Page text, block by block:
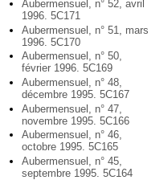
Aubermensuel, n° 52, avril
1996. 5C171
Aubermensuel, n° 51, mars
1996. 5C170
Aubermensuel, n° 50,
février 1996. 5C169
Aubermensuel, n° 48,
décembre 1995. 5C167
Aubermensuel, n° 47,
novembre 1995. 5C166
Aubermensuel, n° 46,
octobre 1995. 5C165
Aubermensuel, n° 45,
septembre 1995. 5C164